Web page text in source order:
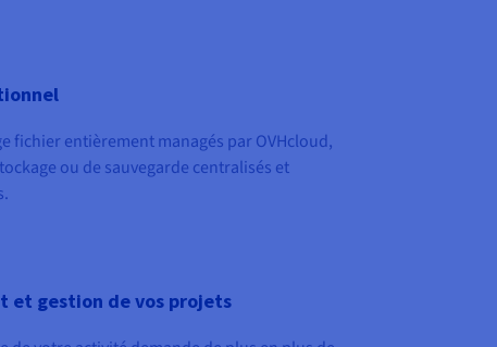
fichier entièrement managés par OVHcloud,
ou de sauvegarde centralisés et
et gestion de vos projets